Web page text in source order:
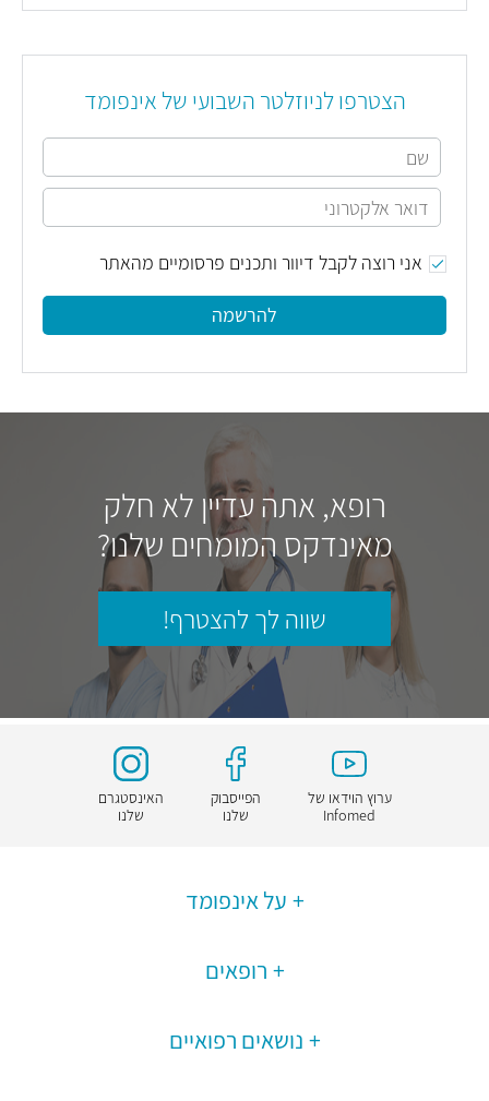
הצטרפו לניוזלטר השבועי של אינפומד
אני רוצה לקבל דיוור ותכנים פרסומיים מהאתר
להרשמה
רופא, אתה עדיין לא חלק
מאינדקס המומחים שלנו?
שווה לך להצטרף!
ערוץ הוידאו של
Infomed
הפייסבוק
שלנו
האינסטגרם
שלנו
על אינפומד
רופאים
נושאים רפואיים